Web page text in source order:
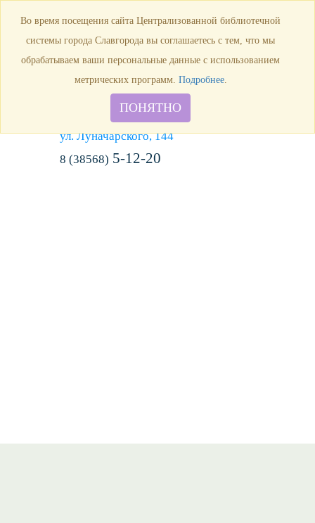
Виртуальная справка
Узнать свою
задолженность
г. Славгород,
ул. Луначарского, 144
8 (38568) 5-12-20
Во время посещения сайта Централизованной библиотечной
системы города Славгорода вы соглашаетесь с тем, что мы
обрабатываем ваши персональные данные с использованием
метрических программ. Подробнее.
ПОНЯТНО